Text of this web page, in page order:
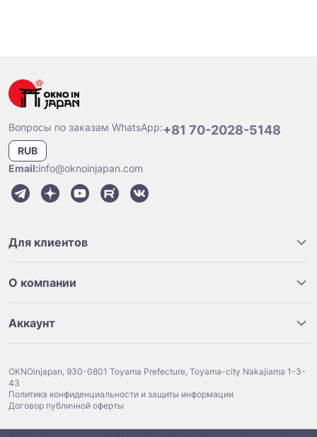
Вопросы по заказам WhatsApp:+81 70-2028-5148
RUB
Email:info@oknoinjapan.com
Для клиентов
О компании
Аккаунт
OKNOinjapan, 930-0801 Toyama Prefecture, Toyama-city Nakajiama 1-3-
43
Политика конфиденциальности и защиты информации
Договор публичной оферты